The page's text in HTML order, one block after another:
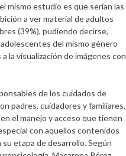
mismo estudio es que serían las
a ver material de adultos
(39%), pudiendo decirse,
del mismo género
la visualización de imágenes con
de los cuidados de
padres, cuidadores y familiares,
el manejo y acceso que tienen
con aquellos contenidos
etapa de desarrollo. Según